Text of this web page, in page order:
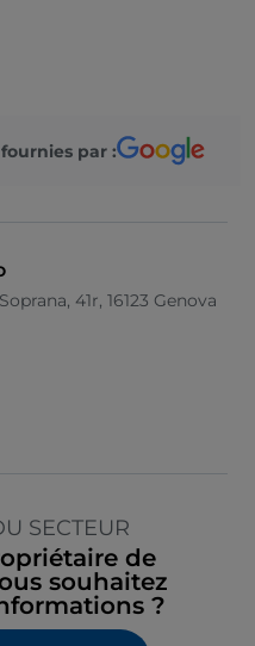
par :
41r, 16123 Genova
SECTEUR
de
souhaitez
?